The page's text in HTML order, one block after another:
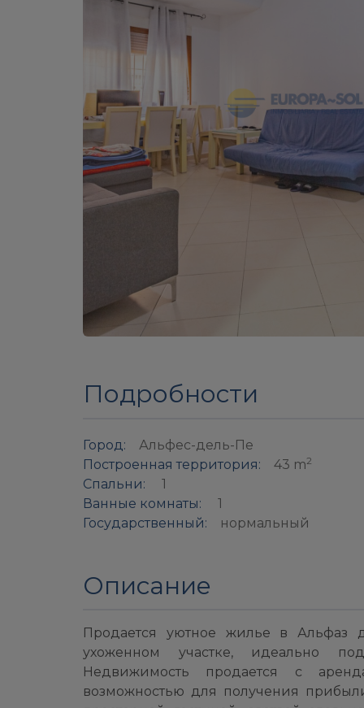
Подробности
Город:
Альфес-дель-Пе
Построенная территория:
43 m2
Спальни:
1
Ванные комнаты:
1
Государственный:
нормальный
Описание
Продается уютное жилье в Альфаз
ухоженном участке, идеально
Недвижимость продается с
возможностью для получения